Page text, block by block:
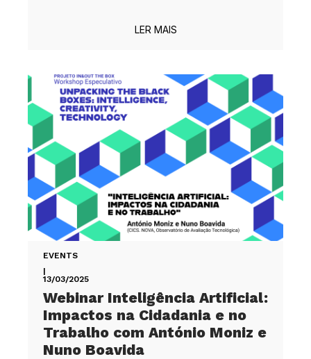
LER MAIS
EVENTS
|
13/03/2025
Webinar Inteligência Artificial:
Impactos na Cidadania e no
Trabalho com António Moniz e
Nuno Boavida